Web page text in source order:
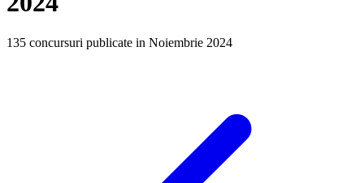
135 concursuri publicate in Noiembrie 2024